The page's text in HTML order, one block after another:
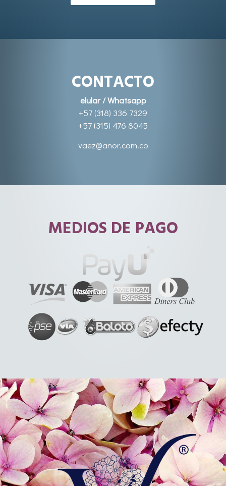
CONTACTO
elular / Whatsapp
+57 (318) 336 7329
+57 (315) 476 8045
vaez@anor.com.co
MEDIOS DE PAGO